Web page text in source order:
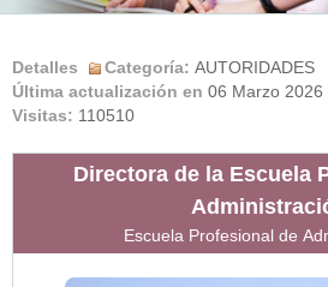
Detalles Categoría: AUTORIDADES
Última actualización en 06 Marzo 2026
Visitas: 110510
Directora de la Escuela
Escuela Profesional de